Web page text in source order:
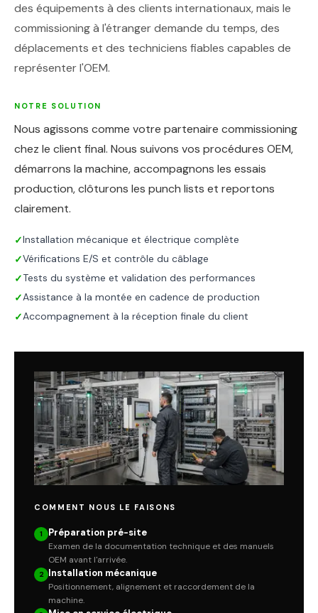
des équipements à des clients internationaux, mais le
commissioning à l'étranger demande du temps, des
déplacements et des techniciens fiables capables de
représenter l'OEM.
NOTRE SOLUTION
Nous agissons comme votre partenaire commissioning
chez le client final. Nous suivons vos procédures OEM,
démarrons la machine, accompagnons les essais
production, clôturons les punch lists et reportons
clairement.
✓Installation mécanique et électrique complète
✓Vérifications E/S et contrôle du câblage
✓Tests du système et validation des performances
✓Assistance à la montée en cadence de production
✓Accompagnement à la réception finale du client
COMMENT NOUS LE FAISONS
1 Préparation pré-site
Examen de la documentation technique et des manuels
OEM avant l'arrivée.
2 Installation mécanique
Positionnement, alignement et raccordement de la
machine.